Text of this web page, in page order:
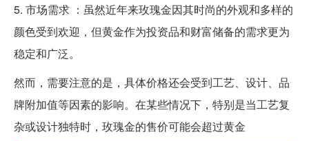
5. 市场需求 ：虽然近年来玫瑰金因其时尚的外观和多样的
颜色受到欢迎，但黄金作为投资品和财富储备的需求更为
稳定和广泛。
然而，需要注意的是，具体价格还会受到工艺、设计、品
牌附加值等因素的影响。在某些情况下，特别是当工艺复
杂或设计独特时，玫瑰金的售价可能会超过黄金